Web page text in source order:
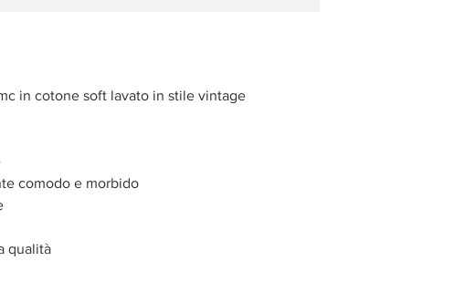
in cotone soft lavato in stile vintage
comodo e morbido
qualità